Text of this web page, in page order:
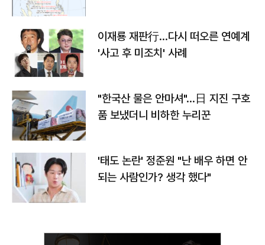
이재룡 재판行…다시 떠오른 연예계
'사고 후 미조치' 사례
"한국산 물은 안마셔"…日 지진 구호
품 보냈더니 비하한 누리꾼
'태도 논란' 정준원 "난 배우 하면 안
되는 사람인가? 생각 했다"